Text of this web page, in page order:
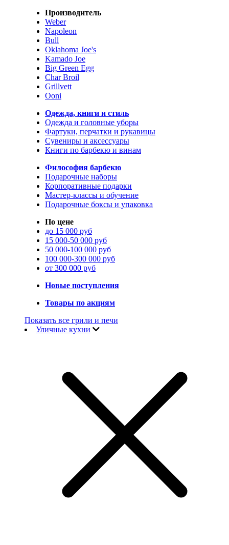
Производитель
Weber
Napoleon
Bull
Oklahoma Joe's
Kamado Joe
Big Green Egg
Char Broil
Grillvett
Ooni
Одежда, книги и стиль
Одежда и головные уборы
Фартуки, перчатки и рукавицы
Сувениры и аксессуары
Книги по барбекю и винам
Философия барбекю
Подарочные наборы
Корпоративные подарки
Мастер-классы и обучение
Подарочные боксы и упаковка
По цене
до 15 000 руб
15 000-50 000 руб
50 000-100 000 руб
100 000-300 000 руб
от 300 000 руб
Новые поступления
Товары по акциям
Показать все грили и печи
Уличные кухни